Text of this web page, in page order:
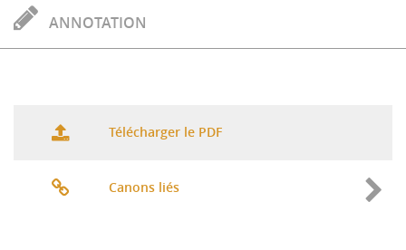
ANNOTATION
Télécharger le PDF
Canons liés